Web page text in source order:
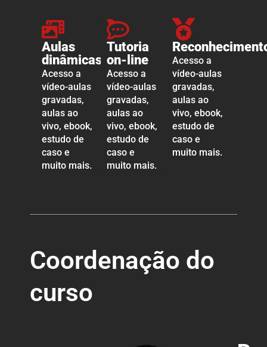
Aulas
dinâmicas
Acesso a
vídeo-aulas
gravadas,
aulas ao
vivo, ebook,
estudo de
caso e
muito mais.
Tutoria
on-line
Acesso a
vídeo-aulas
gravadas,
aulas ao
vivo, ebook,
estudo de
caso e
muito mais.
Acesso a
vídeo-aulas
gravadas,
aulas ao
vivo, ebook,
estudo de
caso e
muito mais.
Coordenação do
curso